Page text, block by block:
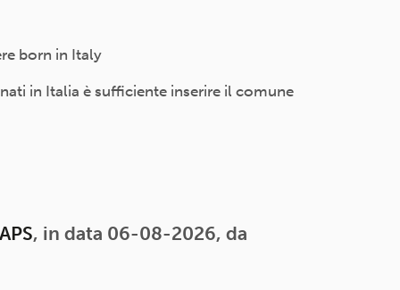
born in Italy
in Italia è sufficiente inserire il comune
, in data 06-08-2026, da